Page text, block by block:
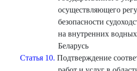
осуществляющего
безопасности
на внутренних
Беларусь
Статья 10. Подтверждение